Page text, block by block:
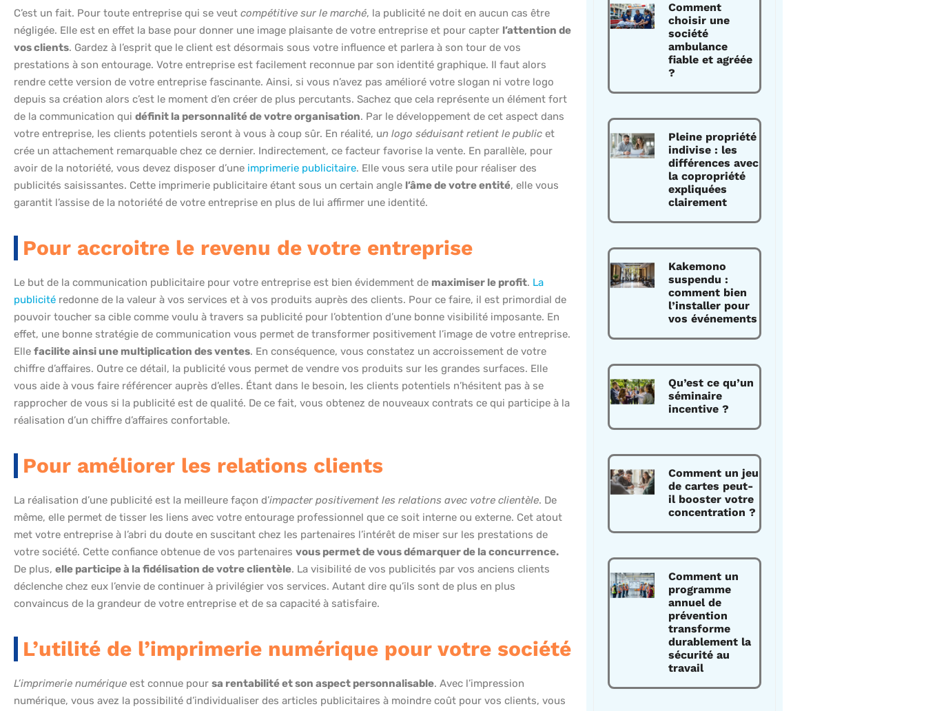
C’est un fait. Pour toute entreprise qui se veut compétitive sur le marché, la publicité ne doit en aucun cas être
négligée. Elle est en effet la base pour donner une image plaisante de votre entreprise et pour capter l’attention de
vos clients. Gardez à l’esprit que le client est désormais sous votre influence et parlera à son tour de vos
prestations à son entourage. Votre entreprise est facilement reconnue par son identité graphique. Il faut alors
rendre cette version de votre entreprise fascinante. Ainsi, si vous n’avez pas amélioré votre slogan ni votre logo
depuis sa création alors c’est le moment d’en créer de plus percutants. Sachez que cela représente un élément fort
de la communication qui définit la personnalité de votre organisation. Par le développement de cet aspect dans
votre entreprise, les clients potentiels seront à vous à coup sûr. En réalité, un logo séduisant retient le public et
crée un attachement remarquable chez ce dernier. Indirectement, ce facteur favorise la vente. En parallèle, pour
avoir de la notoriété, vous devez disposer d’une imprimerie publicitaire. Elle vous sera utile pour réaliser des
publicités saisissantes. Cette imprimerie publicitaire étant sous un certain angle l’âme de votre entité, elle vous
garantit l’assise de la notoriété de votre entreprise en plus de lui affirmer une identité.
Pour accroitre le revenu de votre entreprise
Le but de la communication publicitaire pour votre entreprise est bien évidemment de maximiser le profit. La
publicité redonne de la valeur à vos services et à vos produits auprès des clients. Pour ce faire, il est primordial de
pouvoir toucher sa cible comme voulu à travers sa publicité pour l’obtention d’une bonne visibilité imposante. En
effet, une bonne stratégie de communication vous permet de transformer positivement l’image de votre entreprise.
Elle facilite ainsi une multiplication des ventes. En conséquence, vous constatez un accroissement de votre
chiffre d’affaires. Outre ce détail, la publicité vous permet de vendre vos produits sur les grandes surfaces. Elle
vous aide à vous faire référencer auprès d’elles. Étant dans le besoin, les clients potentiels n’hésitent pas à se
rapprocher de vous si la publicité est de qualité. De ce fait, vous obtenez de nouveaux contrats ce qui participe à la
réalisation d’un chiffre d’affaires confortable.
Pour améliorer les relations clients
La réalisation d’une publicité est la meilleure façon d’impacter positivement les relations avec votre clientèle. De
même, elle permet de tisser les liens avec votre entourage professionnel que ce soit interne ou externe. Cet atout
met votre entreprise à l’abri du doute en suscitant chez les partenaires l’intérêt de miser sur les prestations de
votre société. Cette confiance obtenue de vos partenaires vous permet de vous démarquer de la concurrence.
De plus, elle participe à la fidélisation de votre clientèle. La visibilité de vos publicités par vos anciens clients
déclenche chez eux l’envie de continuer à privilégier vos services. Autant dire qu’ils sont de plus en plus
convaincus de la grandeur de votre entreprise et de sa capacité à satisfaire.
L’utilité de l’imprimerie numérique pour votre société
L’imprimerie numérique est connue pour sa rentabilité et son aspect personnalisable. Avec l’impression
numérique, vous avez la possibilité d’individualiser des articles publicitaires à moindre coût pour vos clients, vous
Comment
choisir une
société
ambulance
fiable et agréée
?
Pleine propriété
indivise : les
différences avec
la copropriété
expliquées
clairement
Kakemono
suspendu :
comment bien
l’installer pour
vos événements
Qu’est ce qu’un
séminaire
incentive ?
Comment un jeu
de cartes peut-
il booster votre
concentration ?
Comment un
programme
annuel de
prévention
transforme
durablement la
sécurité au
travail